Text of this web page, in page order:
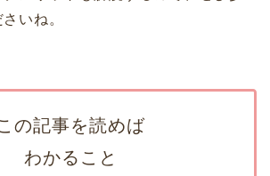
いね。
の記事を読めば
わかること